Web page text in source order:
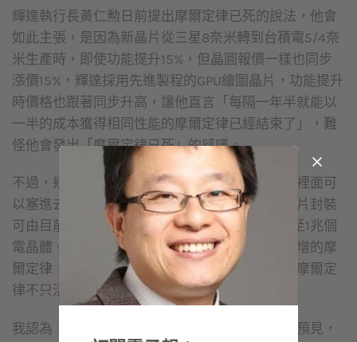
輝達執行長黃仁勲日前提出摩爾定律已死的說法，他會
如此主張，是因為新晶片從三星8奈米轉到台積電5/4奈
米生產時，即使功能提升15%，但晶圓報價一樣也同步
漲價15%，輝達採用先進製程的GPU繪圖晶片，功能提升
時價格也跟著同步升高，讓他直言「每隔一年半就能以
一半的成本獲得相同性能的摩爾定律已經結束了」，難
怪他會發出「摩爾定律已死」的感嘆。
不過，幾天後，英特爾執行長季辛格則說，晶片裡面可
以塞進去的電晶體，還是不斷在增加，例如單晶片封裝
可由目前1千億個電晶體提升10倍，到2030年增至1兆個
電晶體。因此，每隔兩年（或一年半）電晶體倍增的摩
爾定律，依然還是可以運作。因此季辛格說，「摩爾定
律不只活著，而且活得很好。」
我認為，摩爾定律遇到瓶頸，確實很多年前就已預見，